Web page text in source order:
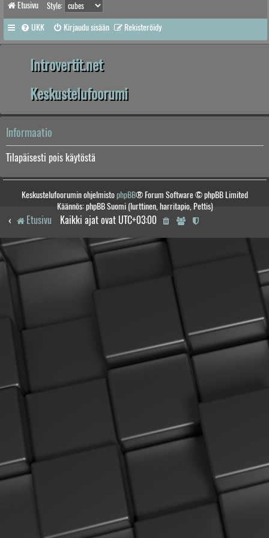
Etusivu Style:
UKK Kirjaudu sisään Rekisteröidy
Introvertit.net
Keskustelufoorumi
Informaatio
Tilapäisesti pois käytöstä
Keskustelufoorumin ohjelmistophpBB® Forum Software © phpBB Limited
Käännös: phpBB Suomi (lurttinen, harritapio, Pettis)
Etusivu Kaikki ajat ovat UTC+03:00